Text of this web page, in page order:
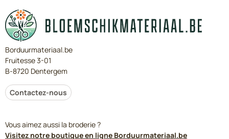
Borduurmateriaal.be
Fruitesse 3-01
B-8720 Dentergem
Contactez-nous
Vous aimez aussi la broderie ?
Visitez notre boutique en ligne Borduurmateriaal.be